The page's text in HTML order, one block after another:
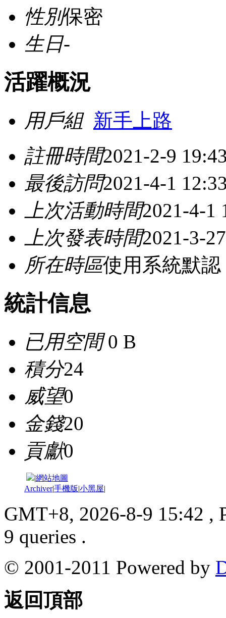
性別保密
生日-
活躍概況
用戶組 新手上路
註冊時間2021-2-9
最後訪問2021-4-1
上次活動時間2021-4-1
上次發表時間2021-3-
所在時區使用系統默認
統計信息
已用空間0 B
積分24
威望0
金錢20
貢獻0
|網站地圖
Archiver|手機版|小黑屋|
GMT+8, 2026-8-9 15:42 ,
9 queries .
© 2001-2011 Powered by
返回頂部